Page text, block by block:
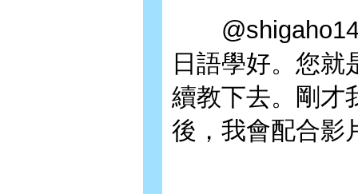
日語學好。您
續教下去。剛才
後，我會配合影